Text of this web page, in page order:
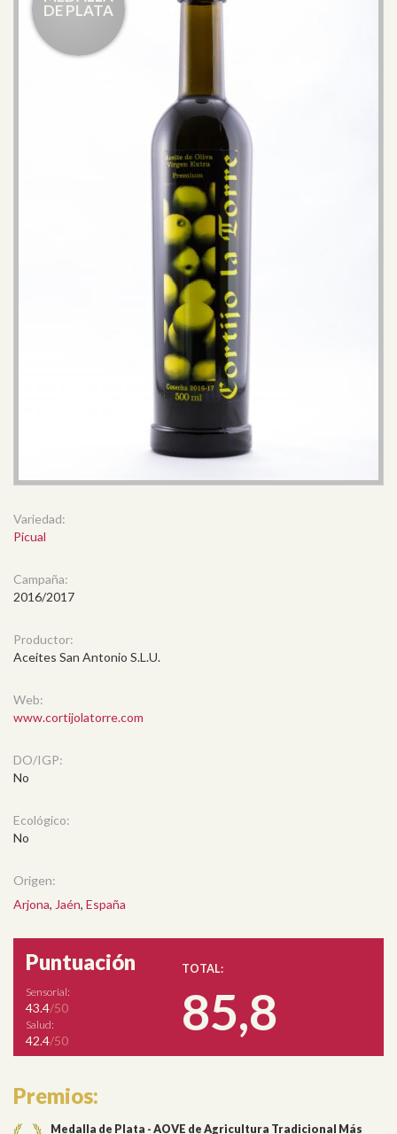
Variedad:
Picual
Campaña:
2016/2017
Productor:
Aceites San Antonio S.L.U.
Web:
www.cortijolatorre.com
DO/IGP:
No
Ecológico:
No
Origen:
Arjona, Jaén, España
Puntuación
Sensorial:
43.4/50
Salud:
42.4/50
TOTAL:
85,8
Premios:
Medalla de Plata - AOVE de Agricultura Tradicional Más